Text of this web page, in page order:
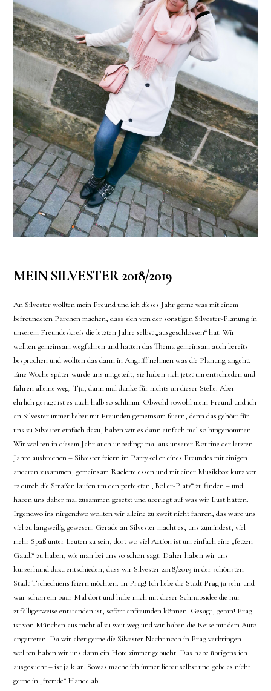
MEIN SILVESTER 2018/2019
An Silvester wollten mein Freund und ich dieses Jahr gerne was mit einem
befreundeten Pärchen machen, dass sich von der sonstigen Silvester-Planung in
unserem Freundeskreis die letzten Jahre selbst „ausgeschlossen“ hat. Wir
wollten gemeinsam wegfahren und hatten das Thema gemeinsam auch bereits
besprochen und wollten das dann in Angriff nehmen was die Planung angeht.
Eine Woche später wurde uns mitgeteilt, sie haben sich jetzt um entschieden und
fahren alleine weg. Tja, dann mal danke für nichts an dieser Stelle. Aber
ehrlich gesagt ist es auch halb so schlimm. Obwohl sowohl mein Freund und ich
an Silvester immer lieber mit Freunden gemeinsam feiern, denn das gehört für
uns zu Silvester einfach dazu, haben wir es dann einfach mal so hingenommen.
Wir wollten in diesem Jahr auch unbedingt mal aus unserer Routine der letzten
Jahre ausbrechen – Silvester feiern im Partykeller eines Freundes mit einigen
anderen zusammen, gemeinsam Raclette essen und mit einer Musikbox kurz vor
12 durch die Straßen laufen um den perfekten „Böller-Platz“ zu finden – und
haben uns daher mal zusammen gesetzt und überlegt auf was wir Lust hätten.
Irgendwo ins nirgendwo wollten wir alleine zu zweit nicht fahren, das wäre uns
viel zu langweilig gewesen. Gerade an Silvester macht es, uns zumindest, viel
mehr Spaß unter Leuten zu sein, dort wo viel Action ist um einfach eine „fetzen
Gaudi“ zu haben, wie man bei uns so schön sagt. Daher haben wir uns
kurzerhand dazu entschieden, dass wir Silvester 2018/2019 in der schönsten
Stadt Tschechiens feiern möchten. In Prag! Ich liebe die Stadt Prag ja sehr und
war schon ein paar Mal dort und habe mich mit dieser Schnapsidee die nur
zufälligerweise entstanden ist, sofort anfreunden können. Gesagt, getan! Prag
ist von München aus nicht allzu weit weg und wir haben die Reise mit dem Auto
angetreten. Da wir aber gerne die Silvester Nacht noch in Prag verbringen
wollten haben wir uns dann ein Hotelzimmer gebucht. Das habe übrigens ich
ausgesucht – ist ja klar. Sowas mache ich immer lieber selbst und gebe es nicht
gerne in „fremde“ Hände ab.